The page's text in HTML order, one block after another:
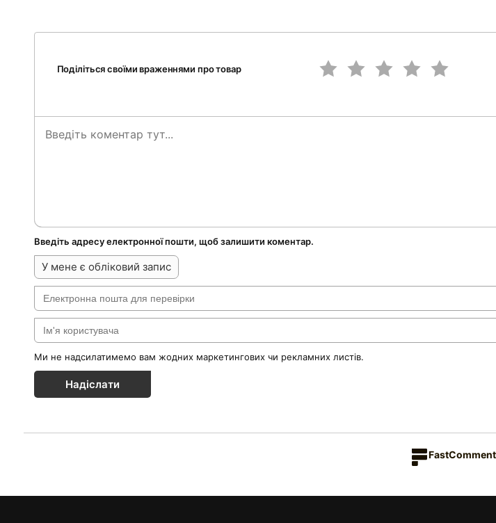
Поділіться своїми враженнями про товар
Введіть адресу електронної пошти, щоб залишити коментар.
У мене є обліковий запис
Ми не надсилатимемо вам жодних маркетингових чи рекламних листів.
Надіслати